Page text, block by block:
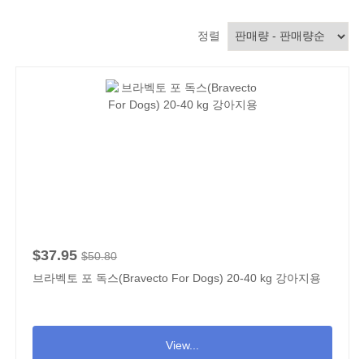
정렬
$37.95 $50.80
브라벡토 포 독스(Bravecto For Dogs) 20-40 kg 강아지용
View...